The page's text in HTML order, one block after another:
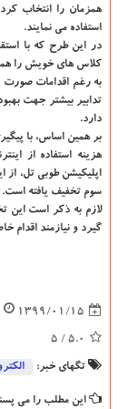
استفاده می نمایند.
در این طرح كه با
كلاس های خویش را
به رغم اقدامات صورت
تدابیر بیشتر جهت
دارد.
بر همین اساس، با
هزینه استفاده از
اپلیكیشن طوبی تل، از
سوم تخفیف یافته است.
گیرد و نیازمند اقدام
1399/01/15
5.0
/ 5
تگهای خبر:
این مطلب را می